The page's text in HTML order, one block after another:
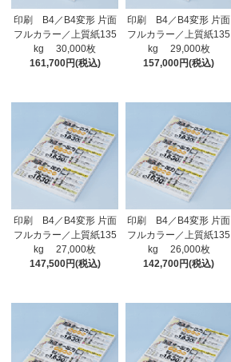
印刷 B4／B4変形 片面
フルカラー／上質紙135
kg 30,000枚
161,700円(税込)
印刷 B4／B4変形 片面
フルカラー／上質紙135
kg 29,000枚
157,000円(税込)
印刷 B4／B4変形 片面
フルカラー／上質紙135
kg 27,000枚
147,500円(税込)
印刷 B4／B4変形 片面
フルカラー／上質紙135
kg 26,000枚
142,700円(税込)